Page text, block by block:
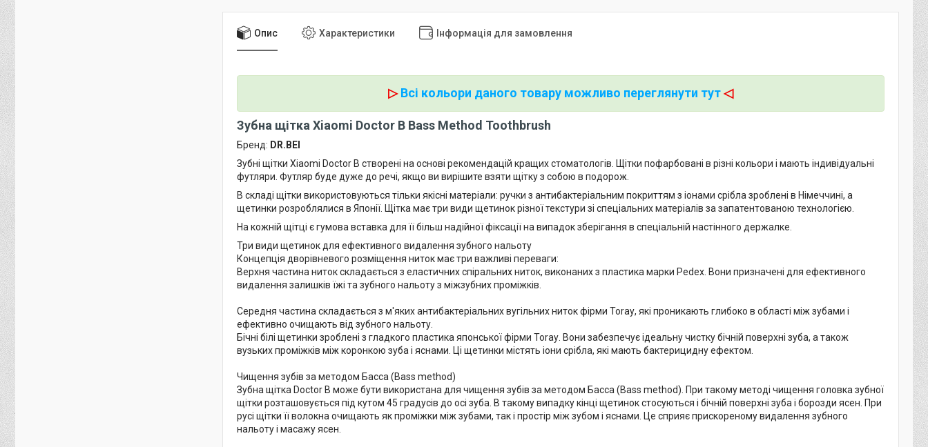
Опис Характеристики Інформація для замовлення
▷Всі кольори даного товару можливо переглянути тут◁
Зубна щітка Xiaomi Doctor B Bass Method Toothbrush
Бренд: DR.BEI
Зубні щітки Xiaomi Doctor B створені на основі рекомендацій кращих стоматологів. Щітки пофарбовані в різні кольори і мають індивідуальні
футляри. Футляр буде дуже до речі, якщо ви вирішите взяти щітку з собою в подорож.
В складі щітки використовуються тільки якісні матеріали: ручки з антибактеріальним покриттям з іонами срібла зроблені в Німеччині, а
щетинки розроблялися в Японії. Щітка має три види щетинок різної текстури зі спеціальних матеріалів за запатентованою технологією.
На кожній щітці є гумова вставка для її більш надійної фіксації на випадок зберігання в спеціальній настінного держалке.
Три види щетинок для ефективного видалення зубного нальоту
Концепція дворівневого розміщення ниток має три важливі переваги: ​​
Верхня частина ниток складається з еластичних спіральних ниток, виконаних з пластика марки Pedex. Вони призначені для ефективного
видалення залишків їжі та зубного нальоту з міжзубних проміжків.
Середня частина складається з м'яких антибактеріальних вугільних ниток фірми Toraу, які проникають глибоко в області між зубами і
ефективно очищають від зубного нальоту.
Бічні білі щетинки зроблені з гладкого пластика японської фірми Toraу. Вони забезпечує ідеальну чистку бічній поверхні зуба, а також
вузьких проміжків між коронкою зуба і яснами. Ці щетинки містять іони срібла, які мають бактерицидну ефектом.
Чищення зубів за методом Басса (Bass method)
Зубна щітка Doctor B може бути використана для чищення зубів за методом Басса (Bass method). При такому методі чищення головка зубної
щітки розташовується під кутом 45 градусів до осі зуба. В такому випадку кінці щетинок стосуються і бічній поверхні зуба і борозди ясен. При
русі щітки її волокна очищають як проміжки між зубами, так і простір між зубом і яснами. Це сприяє прискореному видалення зубного
нальоту і масажу ясен.